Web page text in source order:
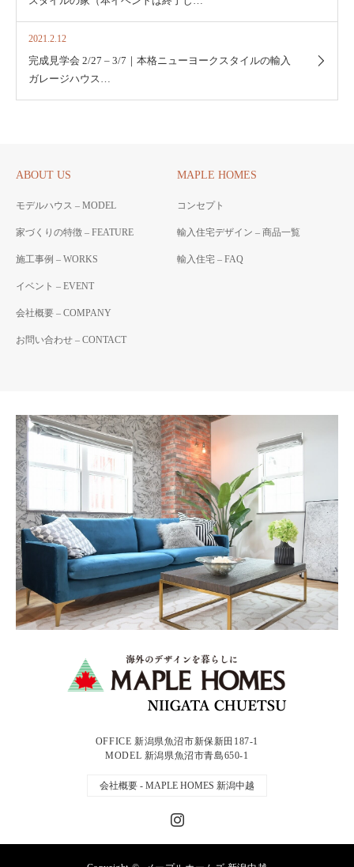
2021.2.12
完成見学会 2/27 – 3/7｜本格ニューヨークスタイルの輸入
ガレージハウス…
ABOUT US
モデルハウス – MODEL
家づくりの特徴 – FEATURE
施工事例 – WORKS
イベント – EVENT
会社概要 – COMPANY
お問い合わせ – CONTACT
MAPLE HOMES
コンセプト
輸入住宅デザイン – 商品一覧
輸入住宅 – FAQ
OFFICE 新潟県魚沼市新保新田187-1
MODEL 新潟県魚沼市青島650-1
会社概要 - MAPLE HOMES 新潟中越